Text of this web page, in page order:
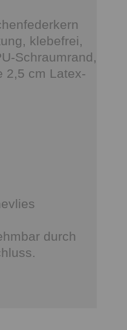
klebefrei,
Schraumrand,
2,5 cm Latex-
durch